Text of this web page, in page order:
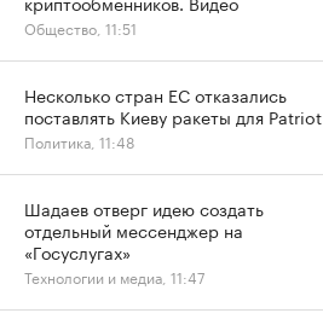
Общество, 11:51
Несколько стран ЕС отказались
поставлять Киеву ракеты для Patriot
Политика, 11:48
Шадаев отверг идею создать
отдельный мессенджер на
«Госуслугах»
Технологии и медиа, 11:47